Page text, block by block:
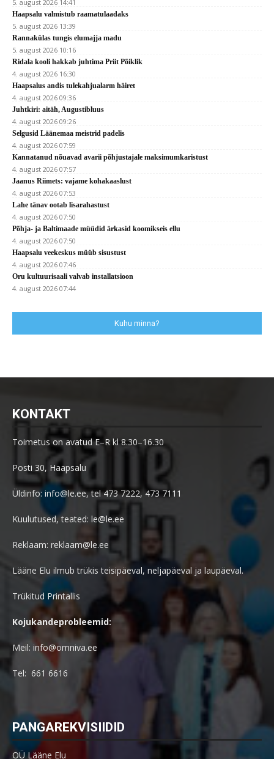
5. august 2026 14:41
Haapsalu valmistub raamatulaadaks
5. august 2026 13:39
Rannakülas tungis elumajja madu
5. august 2026 10:16
Ridala kooli hakkab juhtima Priit Põiklik
4. august 2026 16:30
Haapsalus andis tulekahjualarm häiret
4. august 2026 09:36
Juhtkiri: aitäh, Augustibluus
4. august 2026 09:26
Selgusid Läänemaa meistrid padelis
4. august 2026 07:59
Kannatanud nõuavad avarii põhjustajale maksimumkaristust
4. august 2026 07:57
Jaanus Riimets: vajame kohakaaslust
4. august 2026 07:53
Lahe tänav ootab lisarahastust
4. august 2026 07:50
Põhja- ja Baltimaade müüdid ärkasid koomikseis ellu
4. august 2026 07:50
Haapsalu veekeskus müüb sisustust
4. august 2026 07:46
Oru kultuurisaali valvab installatsioon
4. august 2026 07:44
Kuhu minna?
KONTAKT
Toimetus on avatud E–R kl 8.30–16.30
Posti 30, Haapsalu
Üldinfo: info@le.ee, tel 473 7222, 473 7111
Kuulutused, teated: le@le.ee
Reklaam: reklaam@le.ee
Lääne Elu ilmub trükis teisipäeval, neljapäeval ja laupäeval.
Trükitud Printallis
Kojukandeprobleemid:
Meil: info@omniva.ee
Tel: 661 6616
PANGAREKVISIIDID
OÜ Lääne Elu